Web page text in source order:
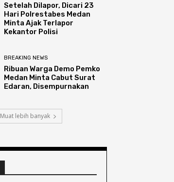
Setelah Dilapor, Dicari 23
Hari Polrestabes Medan
Minta Ajak Terlapor
Kekantor Polisi
BREAKING NEWS
Ribuan Warga Demo Pemko
Medan Minta Cabut Surat
Edaran, Disempurnakan
Muat lebih banyak